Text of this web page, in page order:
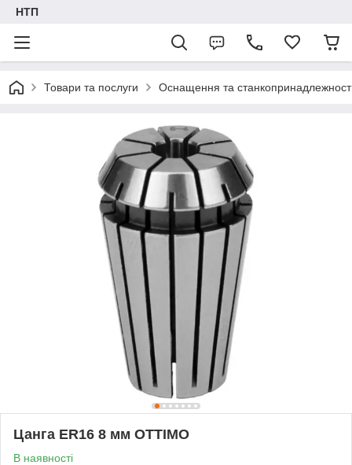
НТП
Товари та послуги Оснащення та
Цанга ER16 8 мм OTTIMO
В наявності